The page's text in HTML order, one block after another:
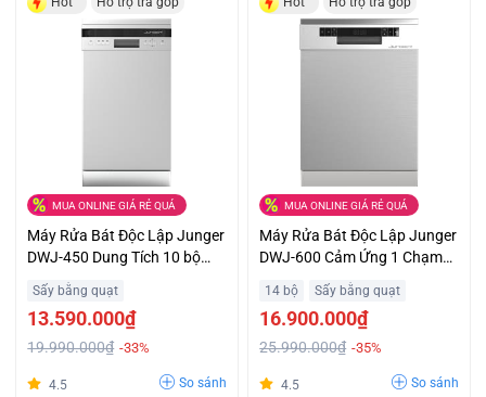
MUA ONLINE GIÁ RẺ QUÁ
Máy Rửa Bát Độc Lập Junger
DWJ-450 Dung Tích 10 bộ
Châu Âu Giá Ưu Đãi
Sấy bằng quạt
13.590.000₫
19.990.000₫ -33%
4.5 So sánh
MUA ONLINE GIÁ RẺ QUÁ
Máy Rửa Bát Độc Lập Junger
DWJ-600 Cảm Ứng 1 Chạm
Thông Minh Giá Tốt
14 bộ Sấy bằng quạt
16.900.000₫
25.990.000₫ -35%
4.5 So sánh